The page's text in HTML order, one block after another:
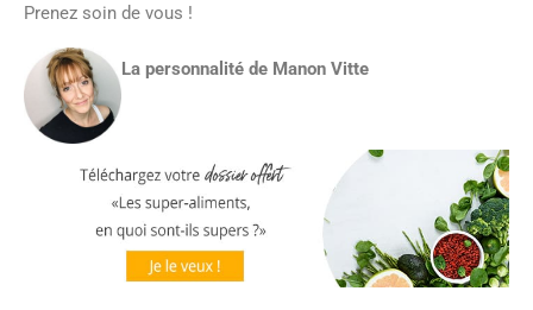
Prenez soin de vous !
La personnalité de Manon Vitte